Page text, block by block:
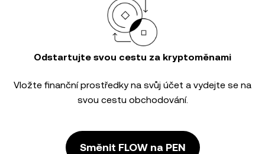
Odstartujte svou cestu za kryptoměnami
Vložte finanční prostředky na svůj účet a vydejte se na
svou cestu obchodování.
Směnit FLOW na PEN